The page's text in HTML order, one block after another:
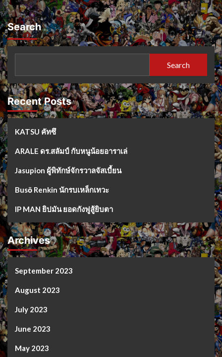
Search
Search
Recent Posts
KATSU คัทซึ
ARALE ดร.สลัมป์ กับหนูน้อยอาราเล่
Jasupion ผู้พิทักษ์จักรวาลจัสเบี้ยน
Busō Renkin นักรบเหล็กเทวะ
IP MAN ยิปมัน ยอดกังฟูสู้ยิบตา
Archives
September 2023
August 2023
July 2023
June 2023
May 2023